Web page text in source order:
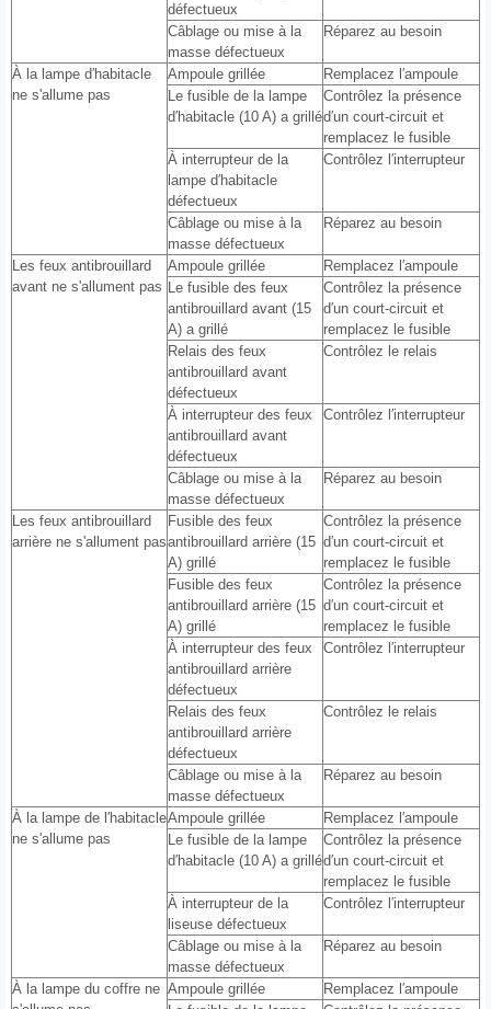
défectueux
Câblage ou mise à la
masse défectueux
Réparez au besoin
À la lampe d′habitacle
ne s'allume pas
Ampoule grillée
Remplacez l′ampoule
Le fusible de la lampe
d′habitacle (10 A) a grillé
Contrôlez la présence
d′un court-circuit et
remplacez le fusible
À interrupteur de la
lampe d′habitacle
défectueux
Contrôlez l′interrupteur
Câblage ou mise à la
masse défectueux
Réparez au besoin
Les feux antibrouillard
avant ne s'allument pas
Ampoule grillée
Remplacez l′ampoule
Le fusible des feux
antibrouillard avant (15
A) a grillé
Contrôlez la présence
d′un court-circuit et
remplacez le fusible
Relais des feux
antibrouillard avant
défectueux
Contrôlez le relais
À interrupteur des feux
antibrouillard avant
défectueux
Contrôlez l′interrupteur
Câblage ou mise à la
masse défectueux
Réparez au besoin
Les feux antibrouillard
arrière ne s'allument pas
Fusible des feux
antibrouillard arrière (15
A) grillé
Contrôlez la présence
d′un court-circuit et
remplacez le fusible
Fusible des feux
antibrouillard arrière (15
A) grillé
Contrôlez la présence
d′un court-circuit et
remplacez le fusible
À interrupteur des feux
antibrouillard arrière
défectueux
Contrôlez l′interrupteur
Relais des feux
antibrouillard arrière
défectueux
Contrôlez le relais
Câblage ou mise à la
masse défectueux
Réparez au besoin
À la lampe de l′habitacle
ne s'allume pas
Ampoule grillée
Remplacez l′ampoule
Le fusible de la lampe
d′habitacle (10 A) a grillé
Contrôlez la présence
d′un court-circuit et
remplacez le fusible
À interrupteur de la
liseuse défectueux
Contrôlez l′interrupteur
Câblage ou mise à la
masse défectueux
Réparez au besoin
À la lampe du coffre ne Ampoule grillée
Remplacez l′ampoule